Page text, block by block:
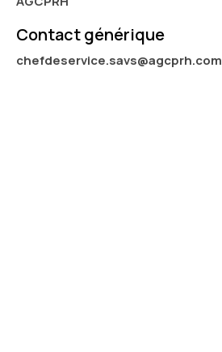
Contact générique
chefdeservice.savs@agcprh.com